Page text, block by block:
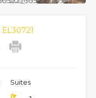
EL30721
Suites